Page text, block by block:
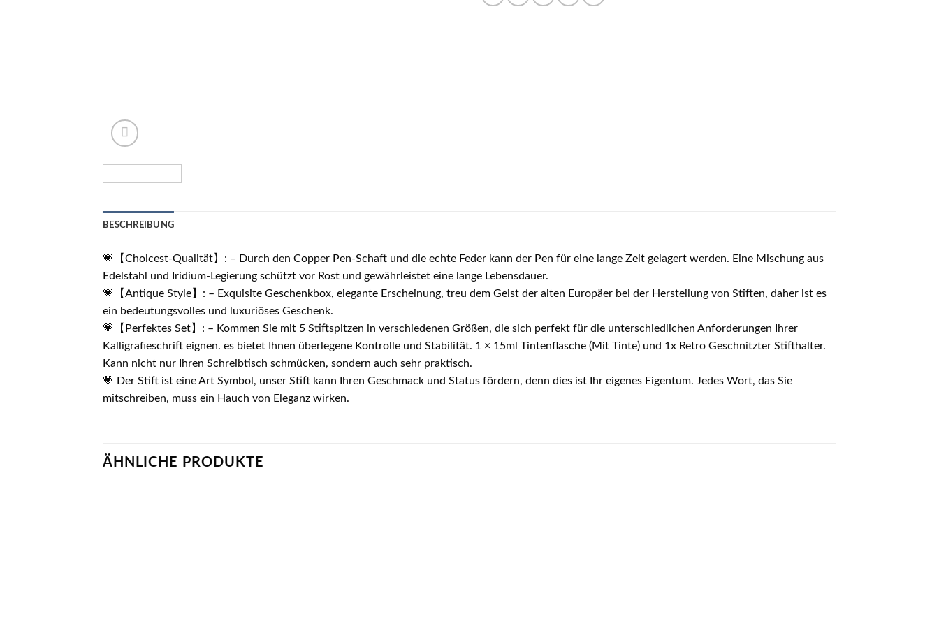
BESCHREIBUNG
💗【Choicest-Qualität】: – Durch den Copper Pen-Schaft und die echte Feder kann der Pen für eine lange Zeit gelagert werden. Eine Mischung aus
Edelstahl und Iridium-Legierung schützt vor Rost und gewährleistet eine lange Lebensdauer.
💗【Antique Style】: – Exquisite Geschenkbox, elegante Erscheinung, treu dem Geist der alten Europäer bei der Herstellung von Stiften, daher ist es
ein bedeutungsvolles und luxuriöses Geschenk.
💗【Perfektes Set】: – Kommen Sie mit 5 Stiftspitzen in verschiedenen Größen, die sich perfekt für die unterschiedlichen Anforderungen Ihrer
Kalligrafieschrift eignen. es bietet Ihnen überlegene Kontrolle und Stabilität. 1 × 15ml Tintenflasche (Mit Tinte) und 1x Retro Geschnitzter Stifthalter.
Kann nicht nur Ihren Schreibtisch schmücken, sondern auch sehr praktisch.
💗 Der Stift ist eine Art Symbol, unser Stift kann Ihren Geschmack und Status fördern, denn dies ist Ihr eigenes Eigentum. Jedes Wort, das Sie
mitschreiben, muss ein Hauch von Eleganz wirken.
ÄHNLICHE PRODUKTE